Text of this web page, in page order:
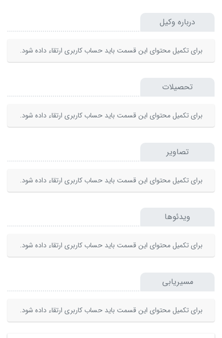
درباره وکیل
برای تکمیل محتوای این قسمت باید حساب کاربری ارتقاء داده شود.
تحصیلات
برای تکمیل محتوای این قسمت باید حساب کاربری ارتقاء داده شود.
تصاویر
برای تکمیل محتوای این قسمت باید حساب کاربری ارتقاء داده شود.
ویدئوها
برای تکمیل محتوای این قسمت باید حساب کاربری ارتقاء داده شود.
مسیریابی
برای تکمیل محتوای این قسمت باید حساب کاربری ارتقاء داده شود.